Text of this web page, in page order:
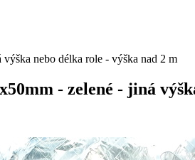
nebo délka role - výška nad 2 m
- zelené - jiná